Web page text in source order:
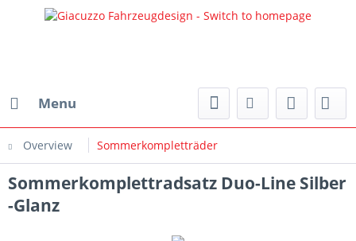
Menu
Overview Sommerkompletträder
Sommerkomplettradsatz Duo-Line Silber
-Glanz